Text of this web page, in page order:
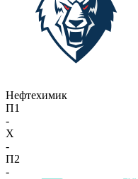
Нефтехимик
П1
-
X
-
П2
-